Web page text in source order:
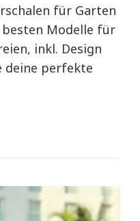
für Garten
besten Modelle für
inkl. Design
deine perfekte